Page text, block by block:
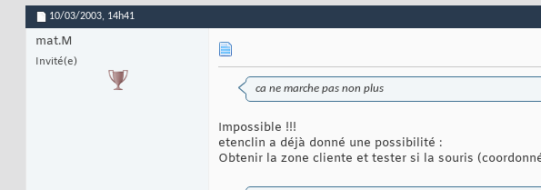
10/03/2003, 14h41
mat.M
Invité(e)
ca ne marche pas non plus
Impossible !!!
etenclin a déjà donné une possibilité :
Obtenir la zone cliente et tester si la souris